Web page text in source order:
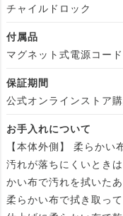
チャイルドロック
付属品
マグネット式電源コード
保証期間
公式オンラインストア
お手入れについて
【本体外側】 柔らかい
汚れが落ちにくいとき
かい布で汚れを拭いた
柔らかい布で拭き取って